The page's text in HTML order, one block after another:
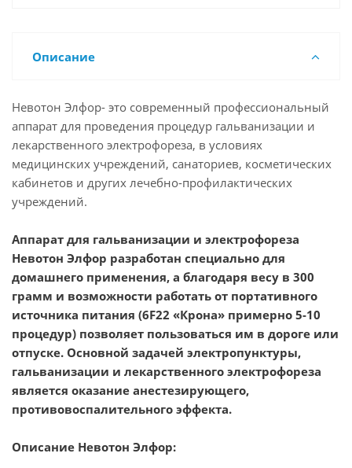
Описание
Невотон Элфор- это современный профессиональный
аппарат для проведения процедур гальванизации и
лекарственного электрофореза, в условиях
медицинских учреждений, санаториев, косметических
кабинетов и других лечебно-профилактических
учреждений.
Аппарат для гальванизации и электрофореза
Невотон Элфор разработан специально для
домашнего применения, а благодаря весу в 300
грамм и возможности работать от портативного
источника питания (6F22 «Крона» примерно 5-10
процедур) позволяет пользоваться им в дороге или
отпуске. Основной задачей электропунктуры,
гальванизации и лекарственного электрофореза
является оказание анестезирующего,
противовоспалительного эффекта.
Описание Невотон Элфор: